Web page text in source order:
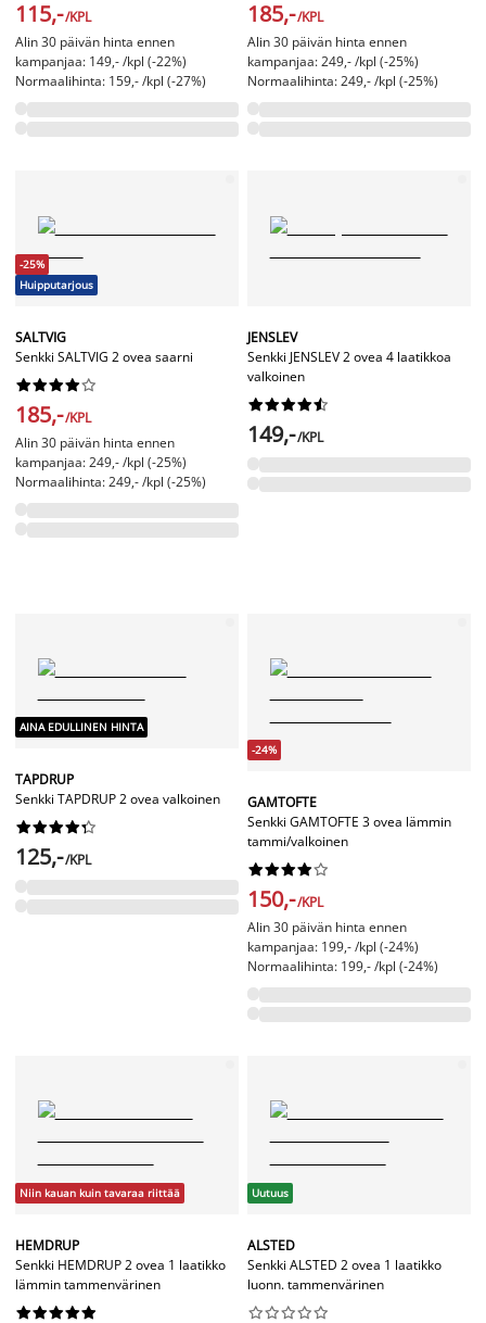
115,-/KPL
Alin 30 päivän hinta ennen
kampanjaa: 149,- /kpl (-22%)
Normaalihinta: 159,- /kpl (-27%)
185,-/KPL
Alin 30 päivän hinta ennen
kampanjaa: 249,- /kpl (-25%)
Normaalihinta: 249,- /kpl (-25%)
-25%
Huipputarjous
SALTVIG
Senkki SALTVIG 2 ovea saarni






185,-/KPL
Alin 30 päivän hinta ennen
kampanjaa: 249,- /kpl (-25%)
Normaalihinta: 249,- /kpl (-25%)
JENSLEV
Senkki JENSLEV 2 ovea 4 laatikkoa
valkoinen






149,-/KPL
AINA EDULLINEN HINTA
TAPDRUP
Senkki TAPDRUP 2 ovea valkoinen






125,-/KPL
-24%
GAMTOFTE
Senkki GAMTOFTE 3 ovea lämmin
tammi/valkoinen






150,-/KPL
Alin 30 päivän hinta ennen
kampanjaa: 199,- /kpl (-24%)
Normaalihinta: 199,- /kpl (-24%)
Niin kauan kuin tavaraa riittää
HEMDRUP
Senkki HEMDRUP 2 ovea 1 laatikko
lämmin tammenvärinen






Uutuus
ALSTED
Senkki ALSTED 2 ovea 1 laatikko
luonn. tammenvärinen





